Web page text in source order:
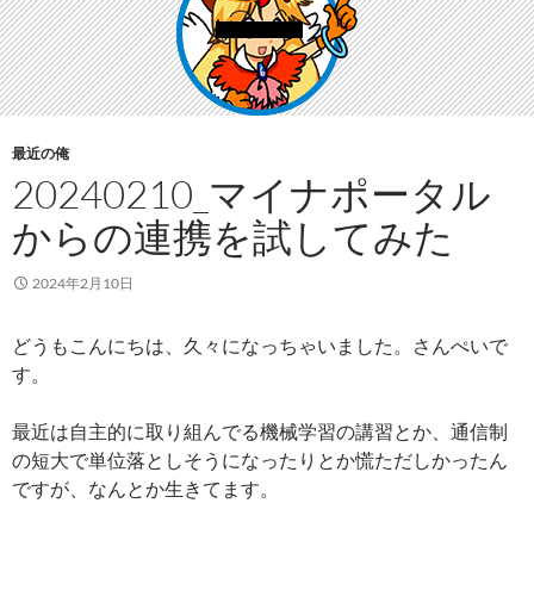
最近の俺
20240210_マイナポータル
からの連携を試してみた
2024年2月10日
どうもこんにちは、久々になっちゃいました。さんぺいで
す。
最近は自主的に取り組んでる機械学習の講習とか、通信制
の短大で単位落としそうになったりとか慌ただしかったん
ですが、なんとか生きてます。